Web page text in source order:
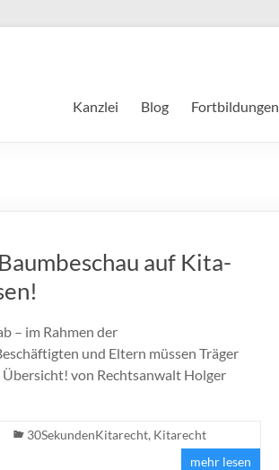
Kanzlei Blog Fortbildungen
auf Kita-
– im Rahmen der
und Eltern müssen Träger
von Rechtsanwalt Holger
30SekundenKitarecht, Kitarecht
mehr lesen